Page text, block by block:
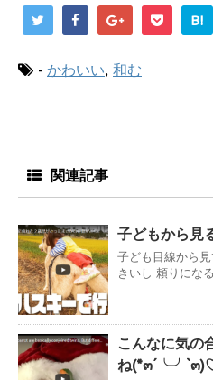
B!
- かわいい, 和む
関連記事
子どもから見
子ども目線から
きいし 頼りにな
こんなに気の
ね(*๓´╰╯`๓